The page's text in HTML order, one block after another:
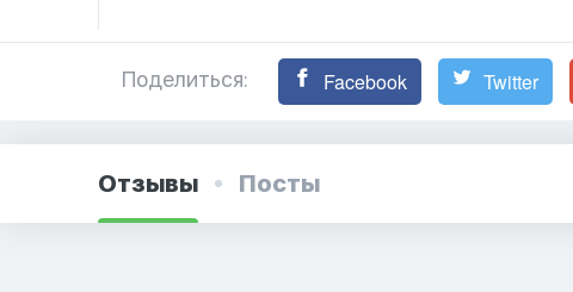
Поделиться: Facebook Twitter
Отзывы Посты